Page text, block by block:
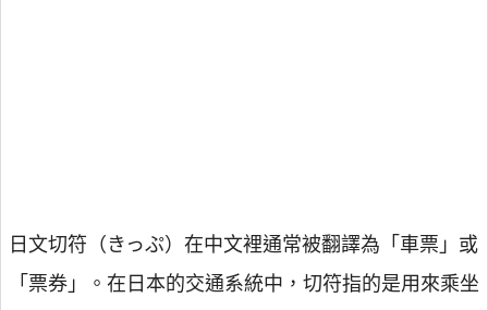
日文切符（きっぷ）在中文裡通常被翻譯為「車票」或
「票券」。在日本的交通系統中，切符指的是用來乘坐